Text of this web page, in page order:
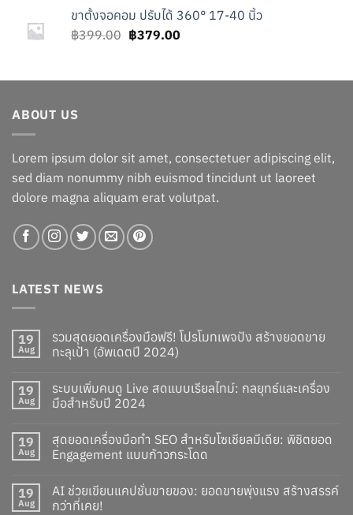
was:
฿219.00.
is:
฿199.00.
ขาตั้งจอคอม ปรับได้ 360° 17-40 นิ้ว
฿399.00 Original
฿399.00.
฿379.00Current
฿379.00.
ABOUT US
Lorem ipsum dolor sit amet, consectetuer adipiscing elit,
sed diam nonummy nibh euismod tincidunt ut laoreet
dolore magna aliquam erat volutpat.
LATEST NEWS
19
Aug
รวมสุดยอดเครื่องมือฟรี! โปรโมทเพจปัง สร้างยอดขาย
ทะลุเป้า (อัพเดตปี 2024)
19
Aug
ระบบเพิ่มคนดู Live สดแบบเรียลไทม์: กลยุทธ์และเครื่อง
มือสำหรับปี 2024
19
Aug
สุดยอดเครื่องมือทำ SEO สำหรับโซเชียลมีเดีย: พิชิตยอด
Engagement แบบก้าวกระโดด
19
Aug
AI ช่วยเขียนแคปชั่นขายของ: ยอดขายพุ่งแรง สร้างสรรค์
กว่าที่เคย!